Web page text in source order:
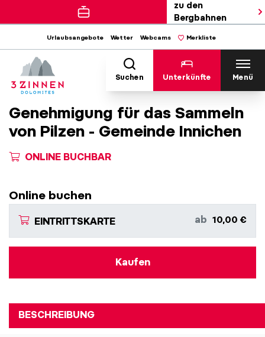
zu den
Bergbahnen
Urlaubsangebote Wetter Webcams Merkliste
Suchen Unterkünfte Menü
Genehmigung für das Sammeln
von Pilzen - Gemeinde Innichen
ONLINE BUCHBAR
Online buchen
EINTRITTSKARTE ab 10,00 €
Kaufen
BESCHREIBUNG